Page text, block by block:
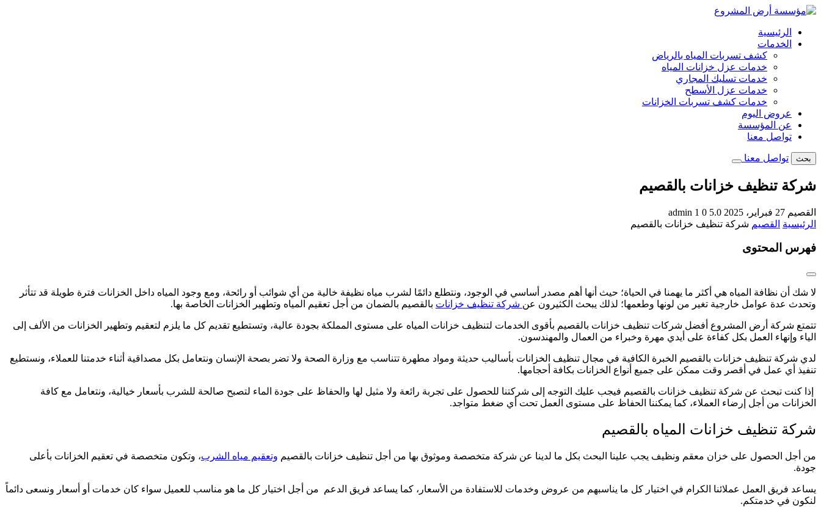
تخطى
المحتوىالرئيسية
الخدمات
كشف تسربات المياه بالرياض
خدمات عزل خزانات المياه
خدمات تسليك المجاري
خدمات عزل الأسطح
خدمات كشف تسربات الخزانات
عروض اليوم
عن المؤسسة
تواصل معنا
بحث تواصل معنا
شركة تنظيف خزانات بالقصيم
القصيم 27 فبراير، 2025 admin 1 0 5.0
الرئيسية القصيم شركة تنظيف خزانات بالقصيم
فهرس المحتوى
لا شك أن نظافة المياه هي أكثر ما يهمنا في الحياة؛ حيث أنها أهم مصدر أساسي في الوجود، ونتطلع دائمًا لشرب مياه نظيفة خالية من أي شوائب أو رائحة، ومع وجود المياه داخل الخزانات فترة طويلة قد تتأثر
وتحدث عدة عوامل خارجية تغير من لونها وطعمها؛ لذلك يبحث الكثيرون عن شركة تنظيف خزانات بالقصيم بالضمان من أجل تعقيم المياه وتطهير الخزانات الخاصة بها.
تتمتع شركة أرض المشروع أفضل شركات تنظيف خزانات بالقصيم بأقوى الخدمات لتنظيف خزانات المياه على مستوى المملكة بجودة عالية، وتستطيع تقديم كل ما يلزم لتعقيم وتطهير الخزانات من الألف إلى
الياء وإنهاء العمل بكل كفاءة على أيدي مهرة وخبراء من العمال والمهندسون.
لدي شركة تنظيف خزانات بالقصيم الخبرة الكافية في مجال تنظيف الخزانات بأساليب حديثة ومواد مطهرة تتناسب مع وزارة الصحة ولا تضر بصحة الإنسان ونتعامل بكل مصداقية أثناء خدمتنا للعملاء، ونستطيع
تنفيذ أي عمل في أقصر وقت ممكن على جميع أنواع الخزانات بكافة أحجامها.
إذا كنت تبحث عن شركة تنظيف خزانات بالقصيم فيجب عليك التوجه إلى شركتنا للحصول على تجربة رائعة ولا مثيل لها والحفاظ على جودة الماء لتصبح صالحة للشرب بأسعار خيالية، ونتعامل مع كافة
الخزانات من أجل إرضاء العملاء، كما يمكننا الحفاظ على مستوى العمل تحت أي ضغط متواجد.
شركة تنظيف خزانات المياه بالقصيم
من أجل الحصول على خزان معقم ونظيف يجب علينا البحث بكل ما لدينا عن شركة متخصصة وموثوق بها من أجل تنظيف خزانات بالقصيم وتعقيم مياه الشرب، وتكون متخصصة في تعقيم الخزانات بأعلى
جودة.
يساعد فريق العمل عملائنا الكرام في اختيار كل ما يناسبهم من عروض وخدمات للاستفادة من الأسعار، كما يساعد فريق الدعم من أجل اختيار كل ما هو مناسب للعميل سواء كان خدمات أو أسعار ونسعى دائماً
لنكون في خدمتكم.